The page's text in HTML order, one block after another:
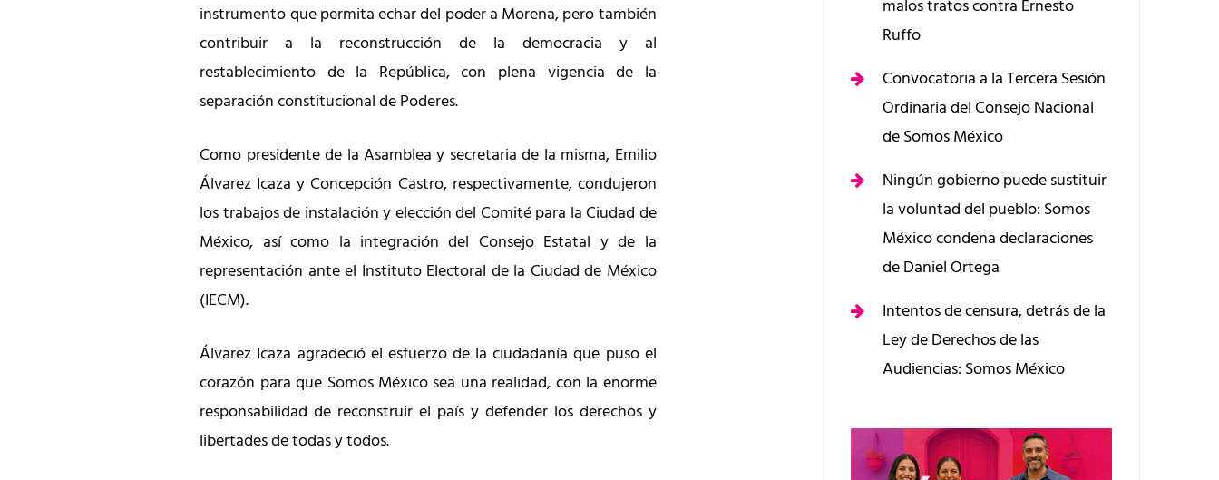
instrumento que permita echar del poder a Morena, pero también
contribuir a la reconstrucción de la democracia y al
restablecimiento de la República, con plena vigencia de la
separación constitucional de Poderes.
Como presidente de la Asamblea y secretaria de la misma, Emilio
Álvarez Icaza y Concepción Castro, respectivamente, condujeron
los trabajos de instalación y elección del Comité para la Ciudad de
México, así como la integración del Consejo Estatal y de la
representación ante el Instituto Electoral de la Ciudad de México
(IECM).
Álvarez Icaza agradeció el esfuerzo de la ciudadanía que puso el
corazón para que Somos México sea una realidad, con la enorme
responsabilidad de reconstruir el país y defender los derechos y
libertades de todas y todos.
malos tratos contra Ernesto
Ruffo
Convocatoria a la Tercera Sesión
Ordinaria del Consejo Nacional
de Somos México
Ningún gobierno puede sustituir
la voluntad del pueblo: Somos
México condena declaraciones
de Daniel Ortega
Intentos de censura, detrás de la
Ley de Derechos de las
Audiencias: Somos México